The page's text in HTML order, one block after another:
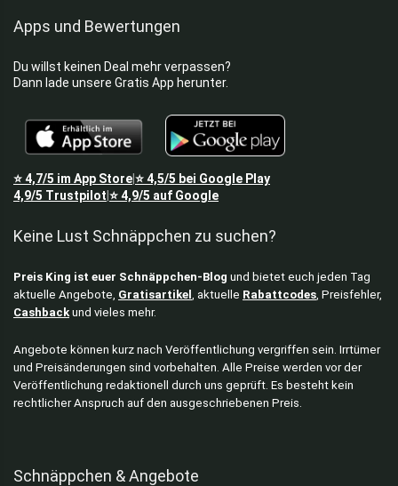
Apps und Bewertungen
Du willst keinen Deal mehr verpassen?
Dann lade unsere Gratis App herunter.
⭐4,7/5 im App Store⭐4,5/5 bei Google Play
4,9/5 Trustpilot ⭐4,9/5 auf Google
Keine Lust Schnäppchen zu suchen?
Preis King ist euer Schnäppchen-Blog und bietet euch jeden Tag
aktuelle Angebote, Gratisartikel , aktuelle Rabattcodes , Preisfehler,
Cashback und vieles mehr.
Angebote können kurz nach Veröffentlichung vergriffen sein. Irrtümer
und Preisänderungen sind vorbehalten. Alle Preise werden vor der
Veröffentlichung redaktionell durch uns geprüft. Es besteht kein
rechtlicher Anspruch auf den ausgeschriebenen Preis.
Schnäppchen & Angebote